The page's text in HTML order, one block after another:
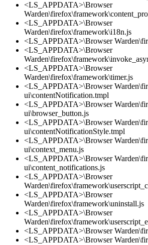
<LS_APPDATA>\Browser
<LS_APPDATA>\Browser
Warden\firefox\framework\i18n.js
<LS_APPDATA>\Browser
<LS_APPDATA>\Browser
<LS_APPDATA>\Browser
Warden\firefox\framework\timer.js
<LS_APPDATA>\Browser
ui\contentNotification.tmpl
<LS_APPDATA>\Browser
ui\browser_button.js
<LS_APPDATA>\Browser
ui\contentNotificationStyle.tmpl
<LS_APPDATA>\Browser
ui\context_menu.js
<LS_APPDATA>\Browser
ui\content_notifications.js
<LS_APPDATA>\Browser
<LS_APPDATA>\Browser
Warden\firefox\framework\uninstall.js
<LS_APPDATA>\Browser
<LS_APPDATA>\Browser
<LS_APPDATA>\Browser